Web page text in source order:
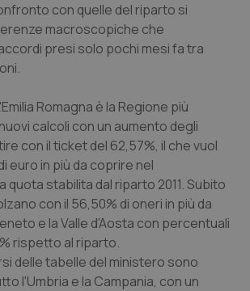
Pediatria
urogenitali
con quelle del riparto si
macroscopiche che
presi solo pochi mesi fa tra
Romagna è la Regione più
calcoli con un aumento degli
con il ticket del 62,57%, il che vuol
euro in più da coprire nel
quota stabilita dal riparto 2011. Subito
con il 56,50% di oneri in più da
e la Valle d'Aosta con percentuali
rispetto al riparto.
delle tabelle del ministero sono
l'Umbria e la Campania, con un